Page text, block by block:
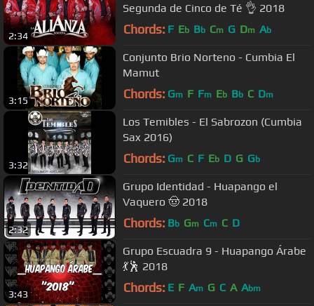
2:34
Segunda de Cinco de Té 👌 2018
Chords: F Eb Bb Cm G Dm Ab
3:15
Conjunto Brio Norteno - Cumbia El
Mamut
Chords: Gm F Fm Eb Bb C Dm
3:32
Los Temibles - El Sabrozon (Cumbia
Sax 2016)
Chords: Gm C F Eb D G Gb
2:32
Grupo Identidad - Huapango el
Vaquero 🤠 2018
Chords: Bb Gm Cm C D
3:43
Grupo Escuadra 9 - Huapango Árabe
💃🕺 2018
Chords: E F Am G C A Abm